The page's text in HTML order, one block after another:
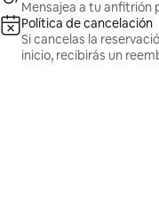
Mensajea a tu anfitrión
Política de cancelación
Si cancelas la
inicio, recibirás un